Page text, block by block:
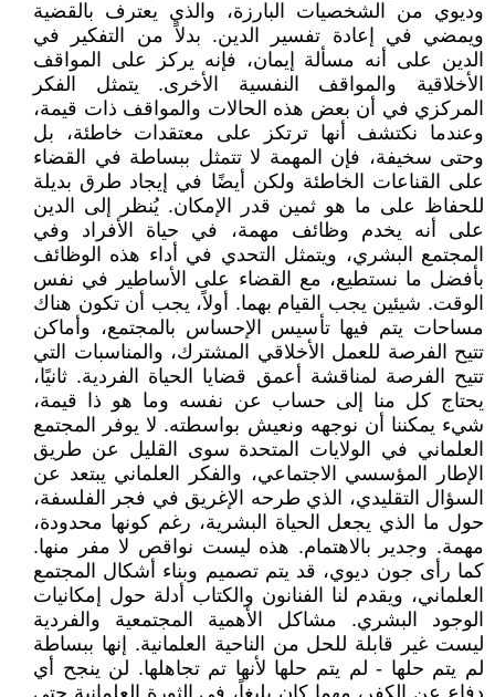
وديوي من الشخصيات البارزة، والذي يعترف بالقضية
ويمضي في إعادة تفسير الدين. بدلاً من التفكير في
الدين على أنه مسألة إيمان، فإنه يركز على المواقف
الأخلاقية والمواقف النفسية الأخرى. يتمثل الفكر
المركزي في أن بعض هذه الحالات والمواقف ذات قيمة،
وعندما نكتشف أنها ترتكز على معتقدات خاطئة، بل
وحتى سخيفة، فإن المهمة لا تتمثل ببساطة في القضاء
على القناعات الخاطئة ولكن أيضًا في إيجاد طرق بديلة
للحفاظ على ما هو ثمين قدر الإمكان. يُنظر إلى الدين
على أنه يخدم وظائف مهمة، في حياة الأفراد وفي
المجتمع البشري، ويتمثل التحدي في أداء هذه الوظائف
بأفضل ما نستطيع، مع القضاء على الأساطير في نفس
الوقت. شيئين يجب القيام بهما. أولاً، يجب أن تكون هناك
مساحات يتم فيها تأسيس الإحساس بالمجتمع، وأماكن
تتيح الفرصة للعمل الأخلاقي المشترك، والمناسبات التي
تتيح الفرصة لمناقشة أعمق قضايا الحياة الفردية. ثانيًا،
يحتاج كل منا إلى حساب عن نفسه وما هو ذا قيمة،
شيء يمكننا أن نوجهه ونعيش بواسطته. لا يوفر المجتمع
العلماني في الولايات المتحدة سوى القليل عن طريق
الإطار المؤسسي الاجتماعي، والفكر العلماني يبتعد عن
السؤال التقليدي، الذي طرحه الإغريق في فجر الفلسفة،
حول ما الذي يجعل الحياة البشرية، رغم كونها محدودة،
مهمة. وجدير بالاهتمام. هذه ليست نواقص لا مفر منها.
كما رأى جون ديوي، قد يتم تصميم وبناء أشكال المجتمع
العلماني، ويقدم لنا الفنانون والكتاب أدلة حول إمكانيات
الوجود البشري. مشاكل الأهمية المجتمعية والفردية
ليست غير قابلة للحل من الناحية العلمانية. إنها ببساطة
لم يتم حلها - لم يتم حلها لأنها تم تجاهلها. لن ينجح أي